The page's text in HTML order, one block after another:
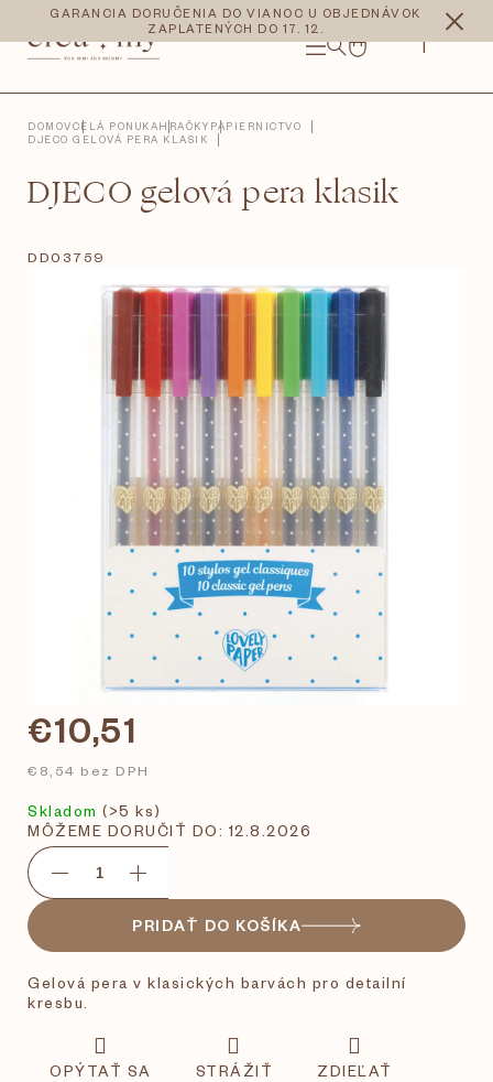
obsah
GARANCIA DORUČENIA DO VIANOC U OBJEDNÁVOK
ZAPLATENÝCH DO 17. 12.
NÁKUPNÝ
CZK EUR
DOMOVCELÁ PONUKAHRAČKY PAPIERNICTVO
DJECO GELOVÁ PERA KLASIK
DJECO gelová pera klasik
DD03759
€10,51
€8,54 bez DPH
Skladom (>5 ks)
MÔŽEME DORUČIŤ DO: 12.8.2026
PRIDAŤ DO KOŠÍKA
Gelová pera v klasických barvách pro detailní
kresbu.
OPÝTAŤ SA STRÁŽIŤ ZDIEĽAŤ